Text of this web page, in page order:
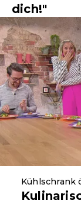
dich!"
Kühlschrank